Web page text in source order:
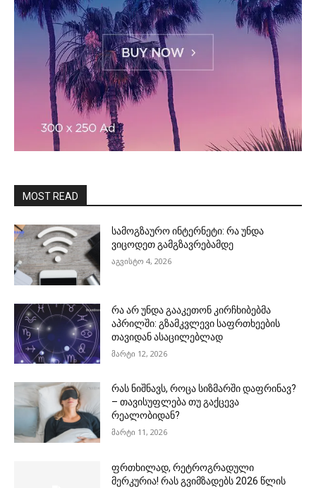
MOST READ
სამოგზაურო ინტერნეტი: რა უნდა
ვიცოდეთ გამგზავრებამდე
აგვისტო 4, 2026
რა არ უნდა გააკეთონ კირჩხიბებმა
აპრილში: გზამკვლევი საფრთხეების
თავიდან ასაცილებლად
მარტი 12, 2026
რას ნიშნავს, როცა სიზმარში დაფრინავ?
– თავისუფლება თუ გაქცევა
რეალობიდან?
მარტი 11, 2026
ფრთხილად, რეტროგრადული
მერკურია! რას გვიმზადებს 2026 წლის